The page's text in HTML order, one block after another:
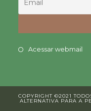
Acessar webmail
COPYRIGHT ©2021
ALTERNATIVA PARA A